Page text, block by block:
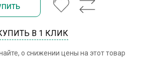
В 1 КЛИК
о снижении цены на этот товар